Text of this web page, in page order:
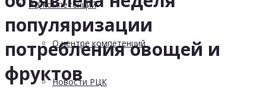
РЦ компетенций
О центре компетенций
Новости РЦК
популяризации
потребления овощей и
фруктов